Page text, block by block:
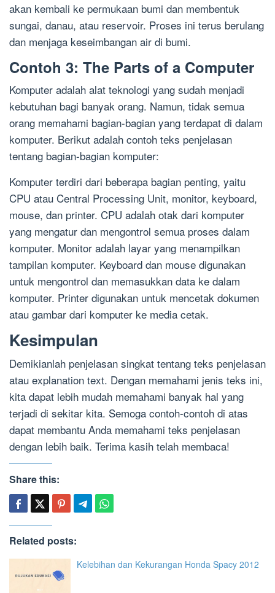
akan kembali ke permukaan bumi dan membentuk
sungai, danau, atau reservoir. Proses ini terus berulang
dan menjaga keseimbangan air di bumi.
Contoh 3: The Parts of a Computer
Komputer adalah alat teknologi yang sudah menjadi
kebutuhan bagi banyak orang. Namun, tidak semua
orang memahami bagian-bagian yang terdapat di dalam
komputer. Berikut adalah contoh teks penjelasan
tentang bagian-bagian komputer:
Komputer terdiri dari beberapa bagian penting, yaitu
CPU atau Central Processing Unit, monitor, keyboard,
mouse, dan printer. CPU adalah otak dari komputer
yang mengatur dan mengontrol semua proses dalam
komputer. Monitor adalah layar yang menampilkan
tampilan komputer. Keyboard dan mouse digunakan
untuk mengontrol dan memasukkan data ke dalam
komputer. Printer digunakan untuk mencetak dokumen
atau gambar dari komputer ke media cetak.
Kesimpulan
Demikianlah penjelasan singkat tentang teks penjelasan
atau explanation text. Dengan memahami jenis teks ini,
kita dapat lebih mudah memahami banyak hal yang
terjadi di sekitar kita. Semoga contoh-contoh di atas
dapat membantu Anda memahami teks penjelasan
dengan lebih baik. Terima kasih telah membaca!
Share this:
Related posts:
Kelebihan dan Kekurangan Honda Spacy 2012